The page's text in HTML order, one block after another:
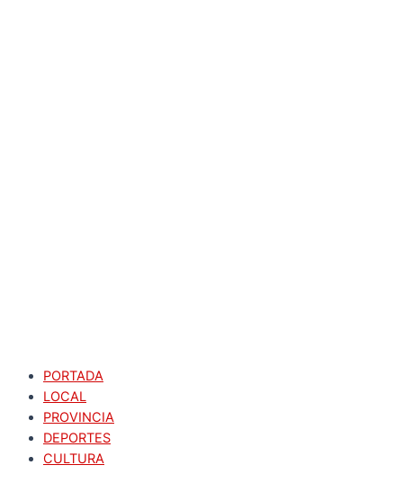
PORTADA
LOCAL
PROVINCIA
DEPORTES
CULTURA